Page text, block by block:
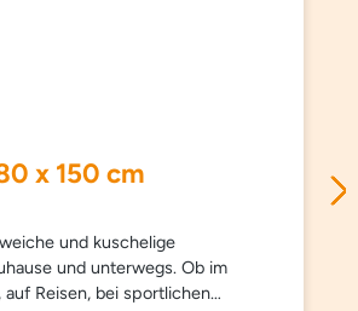
x 150 cm
und kuschelige
und unterwegs. Ob im
bei sportlichen